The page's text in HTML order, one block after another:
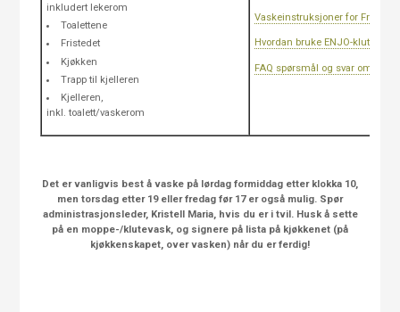
inkludert lekerom
Toalettene
Fristedet
Kjøkken
Trapp til kjelleren
Kjelleren,
inkl. toalett/vaskerom
Vaskeinstruksjoner for
Hvordan bruke ENJO-kluter
FAQ spørsmål og svar om
Det er vanligvis best å vaske på lørdag formiddag etter klokka 10,
men torsdag etter 19 eller fredag før 17 er også mulig. Spør
administrasjonsleder, Kristell Maria, hvis du er i tvil. Husk å sette
på en moppe-/klutevask, og signere på lista på kjøkkenet (på
kjøkkenskapet, over vasken) når du er ferdig!